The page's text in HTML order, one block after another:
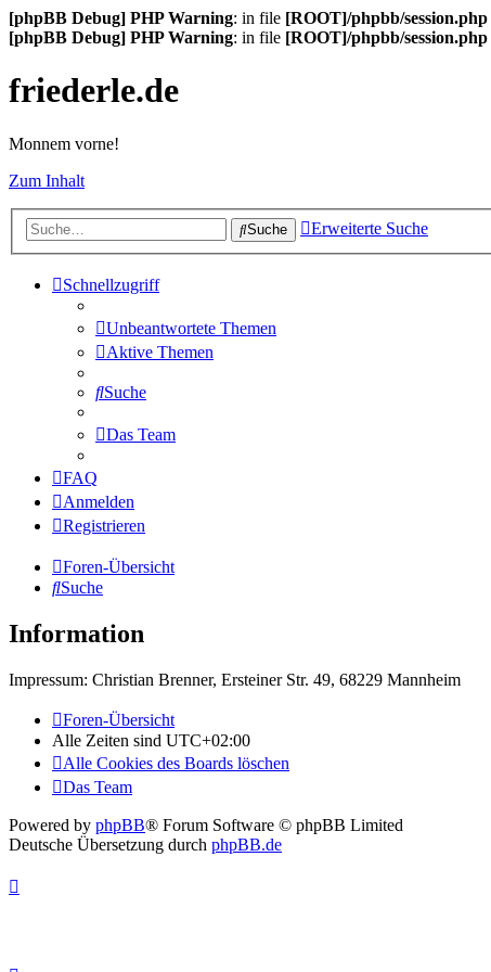
[phpBB Debug] PHP Warning: in file [ROOT]/phpbb/session.php
[phpBB Debug] PHP Warning: in file [ROOT]/phpbb/session.php
friederle.de
Monnem vorne!
Zum Inhalt
Suche Erweiterte Suche
Schnellzugriff
Unbeantwortete Themen
Aktive Themen
Suche
Das Team
FAQ
Anmelden
Registrieren
Foren-Übersicht
Suche
Information
Impressum: Christian Brenner, Ersteiner Str. 49, 68229 Mannheim
Foren-Übersicht
Alle Zeiten sind UTC+02:00
Alle Cookies des Boards löschen
Das Team
Powered by phpBB® Forum Software © phpBB Limited
Deutsche Übersetzung durch phpBB.de